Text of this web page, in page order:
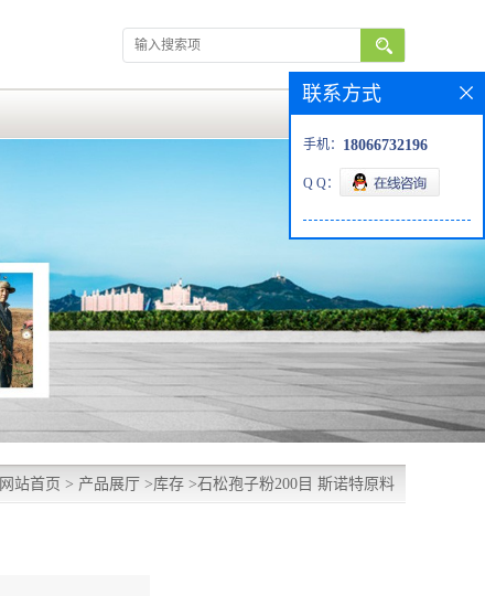
网站首页 > 产品展厅 >库存 >石松孢子粉200目 斯诺特原料
联系方式
手机： 18066732196
Q Q：